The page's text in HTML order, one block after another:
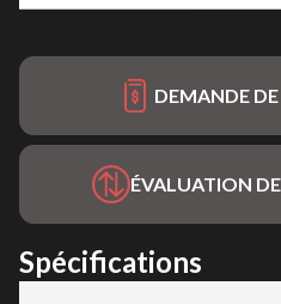
DEMANDE
ÉVALUATION
Spécifications